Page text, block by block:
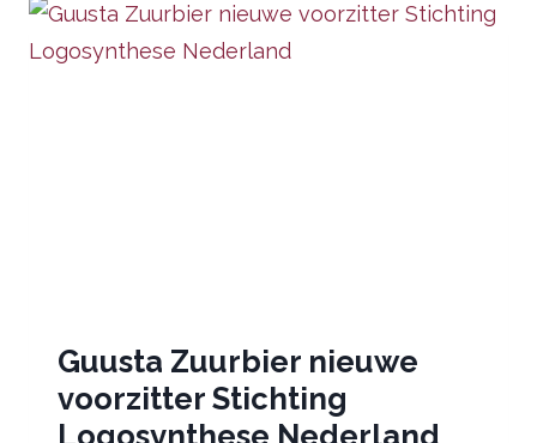
Guusta Zuurbier nieuwe
voorzitter Stichting
Logosynthese Nederland